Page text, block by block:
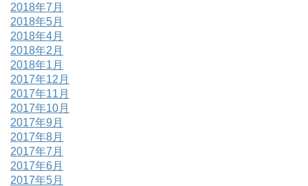
2018年7月
2018年5月
2018年4月
2018年2月
2018年1月
2017年12月
2017年11月
2017年10月
2017年9月
2017年8月
2017年7月
2017年6月
2017年5月